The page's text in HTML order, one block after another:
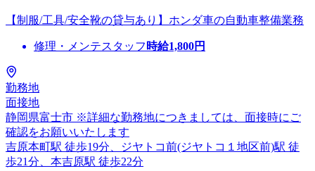
【制服/工具/安全靴の貸与あり】ホンダ車の自動車整備業務
修理・メンテスタッフ 時給1,800円
勤務地
面接地
静岡県富士市 ※詳細な勤務地につきましては、面接時にご
確認をお願いいたします
吉原本町駅 徒歩19分、ジヤトコ前(ジヤトコ１地区前)駅 徒
歩21分、本吉原駅 徒歩22分